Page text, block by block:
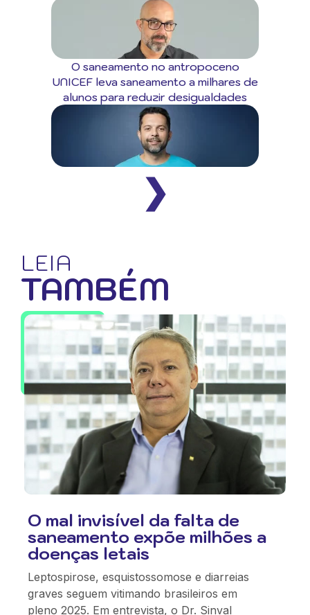
O saneamento no antropoceno
UNICEF leva saneamento a milhares de
alunos para reduzir desigualdades
❯
LEIA
TAMBÉM
O mal invisível da falta de
saneamento expõe milhões a
doenças letais
Leptospirose, esquistossomose e diarreias
graves seguem vitimando brasileiros em
pleno 2025. Em entrevista, o Dr. Sinval